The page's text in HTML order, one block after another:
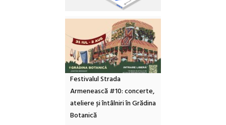
Festivalul Strada
Armenească #10: concerte,
ateliere și întâlniri în Grădina
Botanică